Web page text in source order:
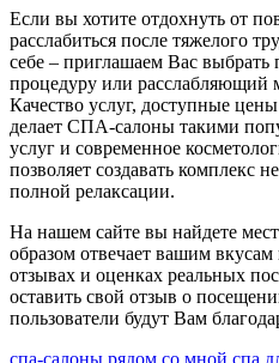
Если вы хотите отдохнуть от
расслабиться после тяжелого
себе – приглашаем Вас
процедуру или расслабляющий
Качество услуг, доступные
делает СПА-салоны такими
услуг и современное
позволяет создавать комплекс
полной релаксации.
На нашем сайте вы найдете
образом отвечает вашим
отзывах и оценках реальных
оставить свой отзыв о
пользователи будут Вам
спа-салоны рядом со мной спа